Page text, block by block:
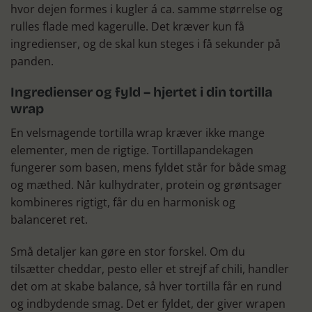
hvor dejen formes i kugler á ca. samme størrelse og
rulles flade med kagerulle. Det kræver kun få
ingredienser, og de skal kun steges i få sekunder på
panden.
Ingredienser og fyld – hjertet i din tortilla
wrap
En velsmagende tortilla wrap kræver ikke mange
elementer, men de rigtige. Tortillapandekagen
fungerer som basen, mens fyldet står for både smag
og mæthed. Når kulhydrater, protein og grøntsager
kombineres rigtigt, får du en harmonisk og
balanceret ret.
Små detaljer kan gøre en stor forskel. Om du
tilsætter cheddar, pesto eller et strejf af chili, handler
det om at skabe balance, så hver tortilla får en rund
og indbydende smag. Det er fyldet, der giver wrapen